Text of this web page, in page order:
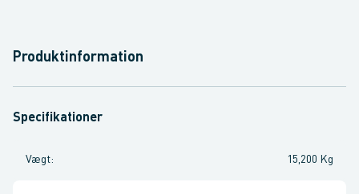
Produktinformation
Specifikationer
Vægt: 15,200 Kg